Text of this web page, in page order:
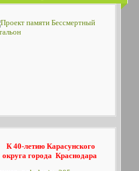
К 40-летию Карасунского
округа города Краснодара